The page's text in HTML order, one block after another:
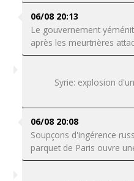
06/08 20:13
Le gouvernement
après les meurtrières
Syrie: explosion
06/08 20:08
Soupçons d'ingérence
parquet de Paris ouvre